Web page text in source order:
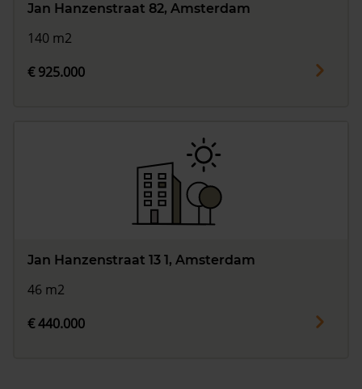
Jan Hanzenstraat 82, Amsterdam
140 m2
€ 925.000
Jan Hanzenstraat 13 1, Amsterdam
46 m2
€ 440.000